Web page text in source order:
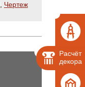
Расчёт
декора
Чертеж